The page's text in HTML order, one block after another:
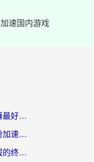
加速国内游戏
在欧洲玩晶核用什么加速器最好呢？一个老玩家的真心话
海外玩新寻仙总卡顿？这份加速器选择指南让你秒回国服流畅体验
从魔兽到蛋仔：海外玩国服的终极加速指南，找到你的专属高速通道